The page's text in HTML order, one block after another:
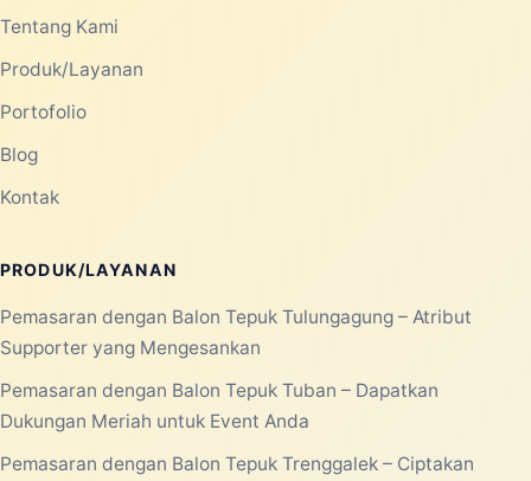
Tentang Kami
Produk/Layanan
Portofolio
Blog
Kontak
PRODUK/LAYANAN
Pemasaran dengan Balon Tepuk Tulungagung – Atribut
Supporter yang Mengesankan
Pemasaran dengan Balon Tepuk Tuban – Dapatkan
Dukungan Meriah untuk Event Anda
Pemasaran dengan Balon Tepuk Trenggalek – Ciptakan